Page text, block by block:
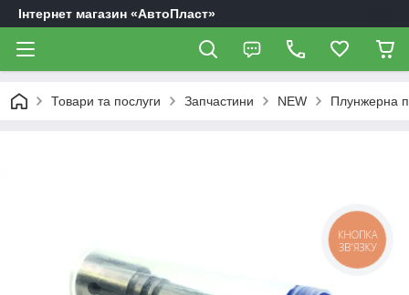
Інтернет магазин «АвтоПласт»
Товари та послуги Запчастини NEW Плунжерна
КНОПКА
ЗВ'ЯЗКУ